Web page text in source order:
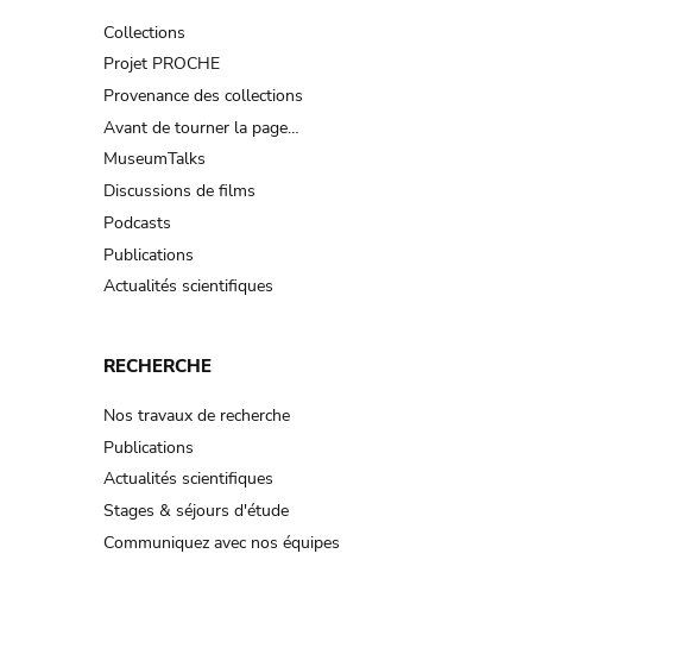
Collections
Projet PROCHE
Provenance des collections
Avant de tourner la page…
MuseumTalks
Discussions de films
Podcasts
Publications
Actualités scientifiques
RECHERCHE
Nos travaux de recherche
Publications
Actualités scientifiques
Stages & séjours d'étude
Communiquez avec nos équipes